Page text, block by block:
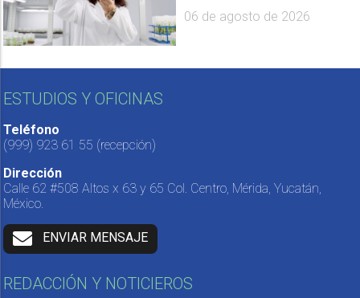
06 de agosto de 2026
ESTUDIOS Y OFICINAS
Teléfono
(999) 923 61 55 (recepción)
Dirección
Calle 62 #508 Altos x 63 y 65 Col. Centro, Mérida, Yucatán,
México.
ENVIAR MENSAJE
REDACCIÓN Y NOTICIEROS